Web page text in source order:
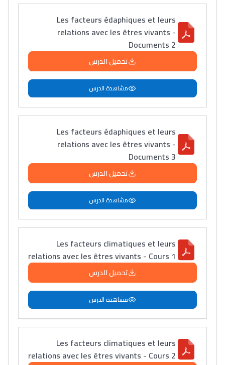
Les facteurs édaphiques et leurs
relations avec les êtres vivants -
Documents 2
تحميل الدرس
مشاهدة الدرس
Les facteurs édaphiques et leurs
relations avec les êtres vivants -
Documents 3
تحميل الدرس
مشاهدة الدرس
Les facteurs climatiques et leurs
relations avec les êtres vivants - Cours 1
تحميل الدرس
مشاهدة الدرس
Les facteurs climatiques et leurs
relations avec les êtres vivants - Cours 2